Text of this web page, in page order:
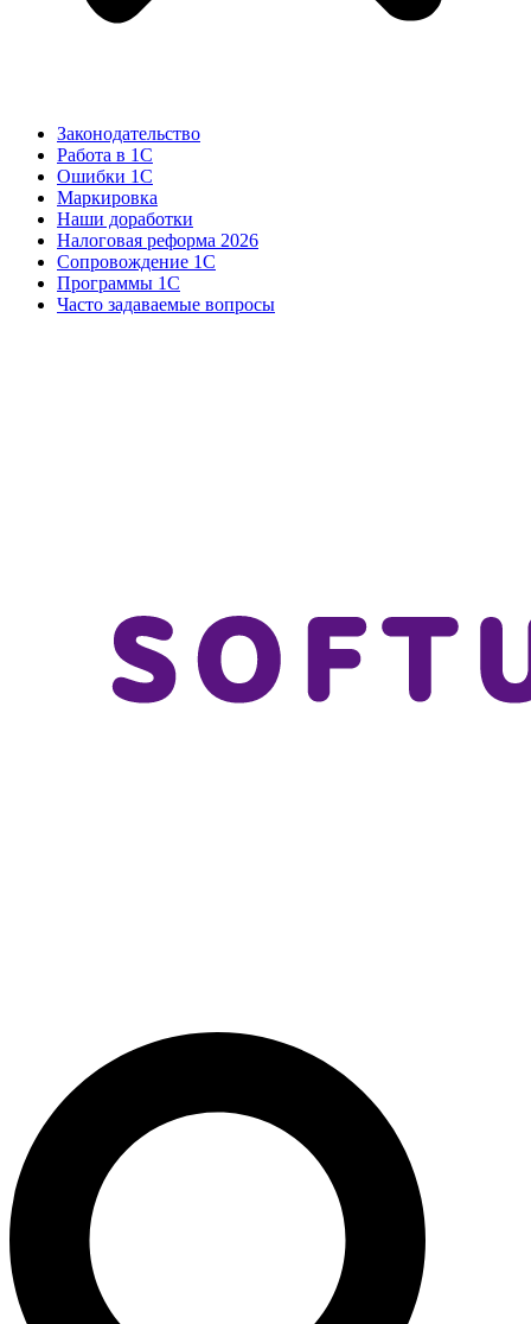
Законодательство
Работа в 1С
Ошибки 1С
Маркировка
Наши доработки
Налоговая реформа 2026
Сопровождение 1С
Программы 1С
Часто задаваемые вопросы